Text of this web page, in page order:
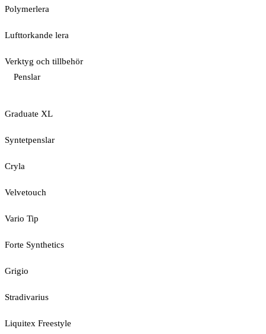
Polymerlera
Lufttorkande lera
Verktyg och tillbehör
Penslar
Graduate XL
Syntetpenslar
Cryla
Velvetouch
Vario Tip
Forte Synthetics
Grigio
Stradivarius
Liquitex Freestyle